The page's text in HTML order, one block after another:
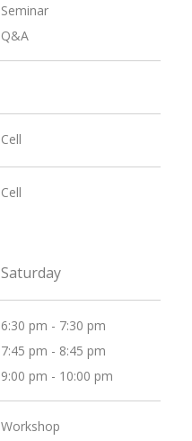
Seminar
Q&A
Cell
Cell
Saturday
6:30 pm - 7:30 pm
7:45 pm - 8:45 pm
9:00 pm - 10:00 pm
Workshop